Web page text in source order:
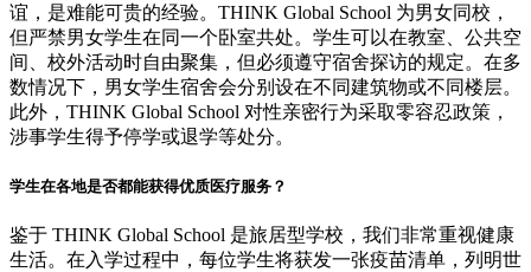
谊，是难能可贵的经验。THINK Global School 为男女同校，
但严禁男女学生在同一个卧室共处。学生可以在教室、公共空
间、校外活动时自由聚集，但必须遵守宿舍探访的规定。在多
数情况下，男女学生宿舍会分别设在不同建筑物或不同楼层。
此外，THINK Global School 对性亲密行为采取零容忍政策，
涉事学生得予停学或退学等处分。
学生在各地是否都能获得优质医疗服务？
鉴于 THINK Global School 是旅居型学校，我们非常重视健康
生活。在入学过程中，每位学生将获发一张疫苗清单，列明世